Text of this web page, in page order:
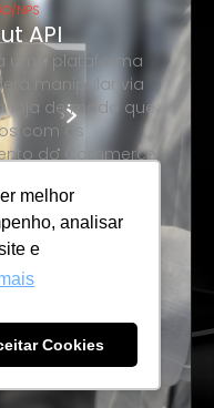
melhor
analisar
e
Cookies
NPS
API
uma plataforma
manipular via
loja de modo que
com os
do Commerce